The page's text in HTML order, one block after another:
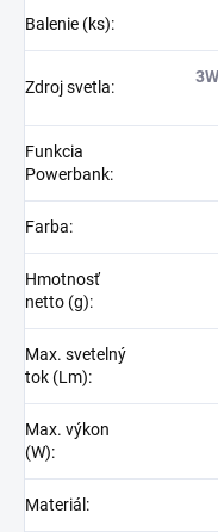
Balenie (ks):
Zdroj svetla:
Funkcia
Powerbank:
Farba:
Hmotnosť
netto (g):
Max. svetelný
tok (Lm):
Max. výkon
(W):
Materiál :